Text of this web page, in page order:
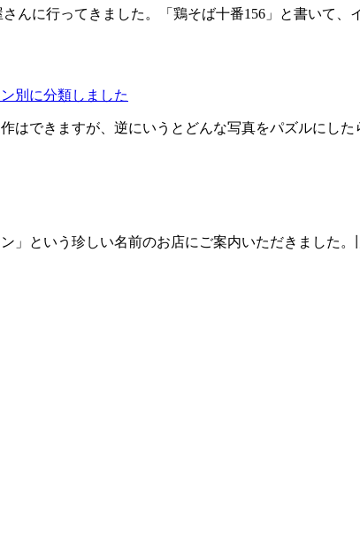
んに行ってきました。「鶏そば十番156」と書いて
別に分類しました
はできますが、逆にいうとどんな写真をパズルにし
」という珍しい名前のお店にご案内いただきました